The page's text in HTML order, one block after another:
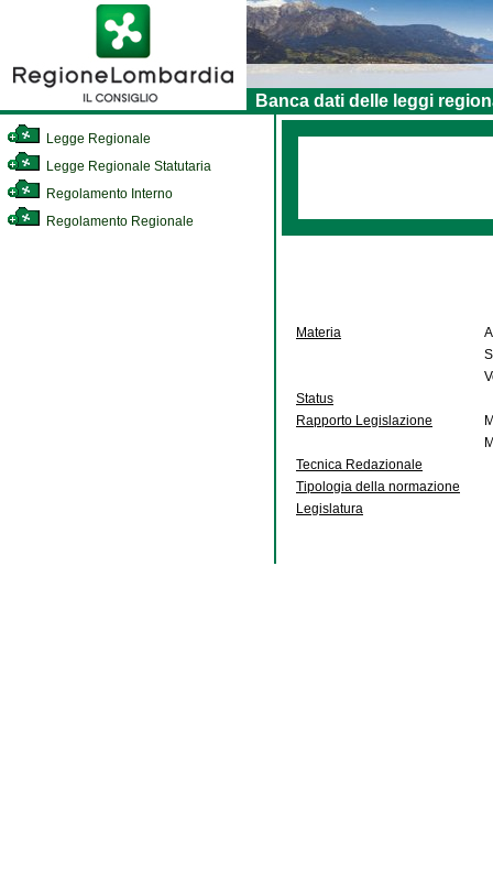
Banca dati delle leggi
Legge Regionale
Legge Regionale Statutaria
Regolamento Interno
Regolamento Regionale
Materia
Status
Rapporto Legislazione
Tecnica Redazionale
Tipologia della normazione
Legislatura